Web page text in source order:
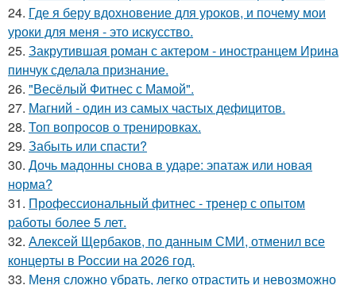
24. Где я беру вдохновение для уроков, и почему мои
уроки для меня - это искусство.
25. Закрутившая роман с актером - иностранцем Ирина
пинчук сделала признание.
26. "Весёлый Фитнес с Мамой".
27. Магний - один из самых частых дефицитов.
28. Топ вопросов о тренировках.
29. Забыть или спасти?
30. Дочь мадонны снова в ударе: эпатаж или новая
норма?
31. Профессиональный фитнес - тренер с опытом
работы более 5 лет.
32. Алексей Щербаков, по данным СМИ, отменил все
концерты в России на 2026 год.
33. Меня сложно убрать, легко отрастить и невозможно